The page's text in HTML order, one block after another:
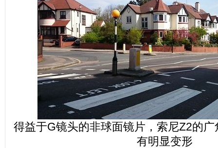
得益于G镜头的非球面镜片，索尼Z2的
有明显变形